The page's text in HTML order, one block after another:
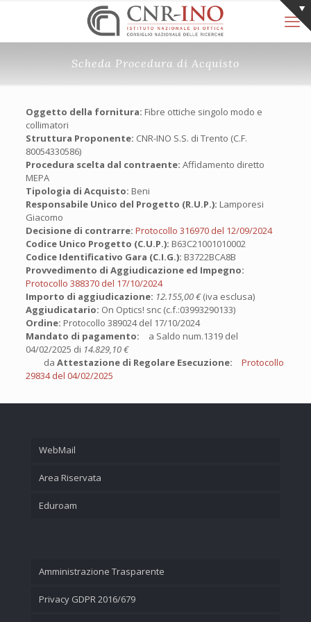
Scheda Procedura di Acquisto
Oggetto della fornitura: Fibre ottiche singolo modo e
collimatori
Struttura Proponente: CNR-INO S.S. di Trento (C.F.
80054330586)
Procedura scelta dal contraente: Affidamento diretto
MEPA
Tipologia di Acquisto: Beni
Responsabile Unico del Progetto (R.U.P.): Lamporesi
Giacomo
Decisione di contrarre: Protocollo 316970 del 12/09/2024
Codice Unico Progetto (C.U.P.): B63C21001010002
Codice Identificativo Gara (C.I.G.): B3722BCA8B
Provvedimento di Aggiudicazione ed Impegno:
Protocollo 388370 del 17/10/2024
Importo di aggiudicazione: 12.155,00 €(iva esclusa)
Aggiudicatario: On Optics! snc (c.f.:03993290133)
Ordine: Protocollo 389024 del 17/10/2024
Mandato di pagamento: a Saldo num.1319 del
04/02/2025 di 14.829,10 €
da Attestazione di Regolare Esecuzione:
Protocollo
29834 del 04/02/2025
WebMail
Area Riservata
Eduroam
Amministrazione Trasparente
Privacy GDPR 2016/679